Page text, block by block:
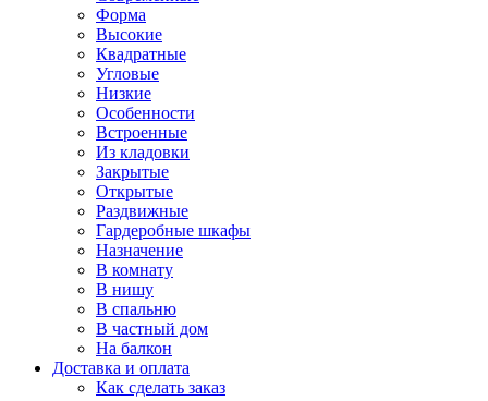
Форма
Высокие
Квадратные
Угловые
Низкие
Особенности
Встроенные
Из кладовки
Закрытые
Открытые
Раздвижные
Гардеробные шкафы
Назначение
В комнату
В нишу
В спальню
В частный дом
На балкон
Доставка и оплата
Как сделать заказ